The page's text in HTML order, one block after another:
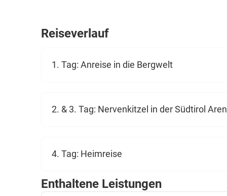
Reiseverlauf
1. Tag: Anreise in die Bergwelt
2. & 3. Tag: Nervenkitzel in der Südtirol
4. Tag: Heimreise
Enthaltene Leistungen